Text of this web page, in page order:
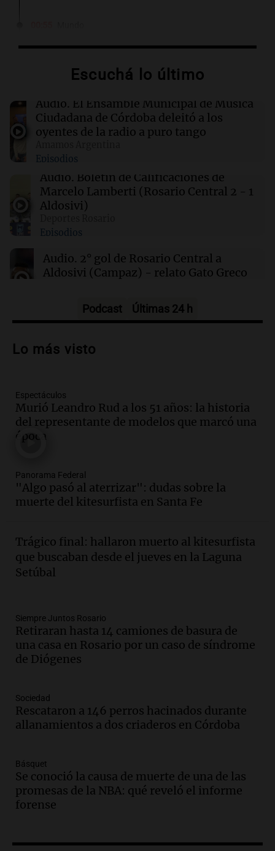
escuelas y actividades turísticas en varias
00:32 Clima
Clima en Salta: cómo estará el tiempo este
sábado 8 de agosto
00:27 Clima
Clima en Tucumán: cómo estará el tiempo
este sábado 8 de agosto
Clima en Mendoza: cómo estará el tiempo
Escuchá lo último
Audio. El Ensamble Municipal de Música
Ciudadana de Córdoba deleitó a los
oyentes de la radio a puro tango
Episodios
Audio. Boletín de Calificaciones de
Marcelo Lamberti (Rosario Central 2 - 1
Aldosivi)
Episodios
Audio. 2° gol de Rosario Central a
Aldosivi (Campaz) - relato Gato Greco
Audio.Nuevo desarrollo urbano y casa
en Villa María
Audio.
la Bulaya abrirá sus puertas mañana con
diversas actividades y sorpresas
Panorama Federal
edificios y proyecta una casa del
estudiante con 48 municipios
involucrados
Episodios
Audio.1° gol de Rosario Central a
Aldosivi (Zalazar en contra) - relato
Gato Greco
Audio.Recomendaciones de vino
bonarda para disfrutar el fin de semana
en Mendoza
Panorama Federal
Audio.
en la Sociedad Rural de Bulaya con
actividades para toda la familia
Audio.
edificios y una casa del estudiante para
jóvenes de la región
Panorama Federal
Audio.Preparativos finales para la gran
Podcast Últimas 24 h
Lo más visto
Espectáculos
Murió Leandro Rud a los 51 años: la historia
del representante de modelos que marcó una
época
Panorama Federal
"Algo pasó al aterrizar": dudas sobre la
muerte del kitesurfista en Santa Fe
Trágico final: hallaron muerto al kitesurfista
que buscaban desde el jueves en la Laguna
Setúbal
Siempre Juntos Rosario
Retiraran hasta 14 camiones de basura de
una casa en Rosario por un caso de síndrome
de Diógenes
Sociedad
Rescataron a 146 perros hacinados durante
allanamientos a dos criaderos en Córdoba
Básquet
Se conoció la causa de muerte de una de las
promesas de la NBA: qué reveló el informe
forense